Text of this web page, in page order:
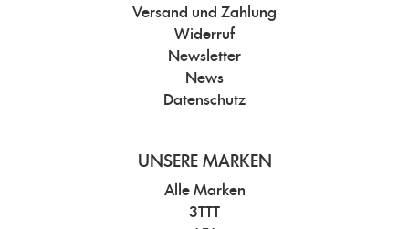
Versand und Zahlung
Widerruf
Newsletter
News
Datenschutz
UNSERE MARKEN
Alle Marken
3TTT